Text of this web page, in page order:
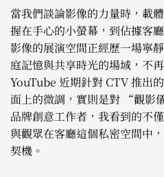
當我們談論影像的力量時，載
握在手心的小螢幕，到佔據客
影像的展演空間正經歷一場寧
庭記憶與共享時光的場域，不
YouTube 近期針對 CTV 推出
面上的微調，實則是對 “觀影
品牌創意工作者，我看到的不
與觀眾在客廳這個私密空間中
契機。